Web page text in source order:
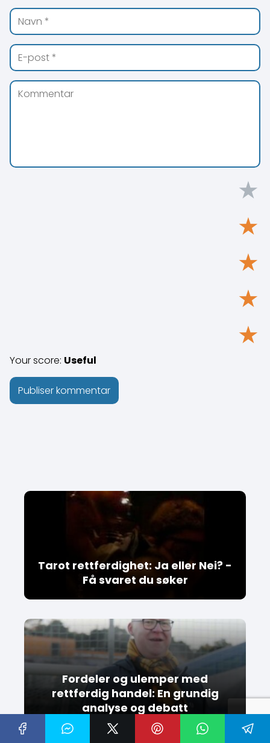
★
★
★
★
★
Your score: Useful
Tarot rettferdighet: Ja eller Nei? -
Få svaret du søker
Fordeler og ulemper med
rettferdig handel: En grundig
analyse og debatt